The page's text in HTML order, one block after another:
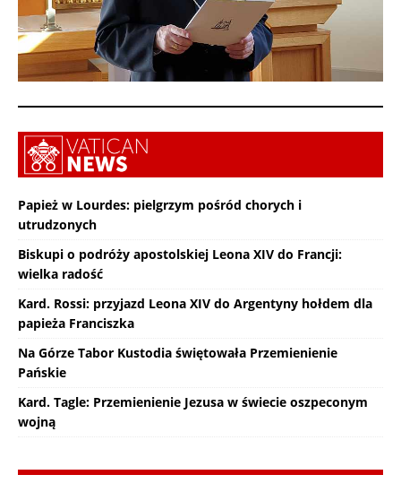
Papież w Lourdes: pielgrzym pośród chorych i
utrudzonych
Biskupi o podróży apostolskiej Leona XIV do Francji:
wielka radość
Kard. Rossi: przyjazd Leona XIV do Argentyny hołdem dla
papieża Franciszka
Na Górze Tabor Kustodia świętowała Przemienienie
Pańskie
Kard. Tagle: Przemienienie Jezusa w świecie oszpeconym
wojną